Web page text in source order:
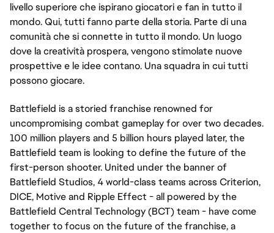
livello superiore che ispirano giocatori e fan in tutto il
mondo. Qui, tutti fanno parte della storia. Parte di una
comunità che si connette in tutto il mondo. Un luogo
dove la creatività prospera, vengono stimolate nuove
prospettive e le idee contano. Una squadra in cui tutti
possono giocare.
Battlefield is a storied franchise renowned for
uncompromising combat gameplay for over two decades.
100 million players and 5 billion hours played later, the
Battlefield team is looking to define the future of the
first-person shooter. United under the banner of
Battlefield Studios, 4 world-class teams across Criterion,
DICE, Motive and Ripple Effect - all powered by the
Battlefield Central Technology (BCT) team - have come
together to focus on the future of the franchise, a